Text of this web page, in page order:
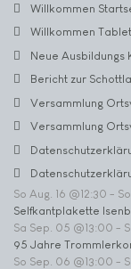
Willkommen
Willkommen
Neue Ausbildungs
Bericht zur
Versammlung
Versammlung
So Aug. 16 @12:30 -
Selfkantplakette
Sa Sep. 05 @13:00 -
95 Jahre
So Sep. 06 @13:00 -